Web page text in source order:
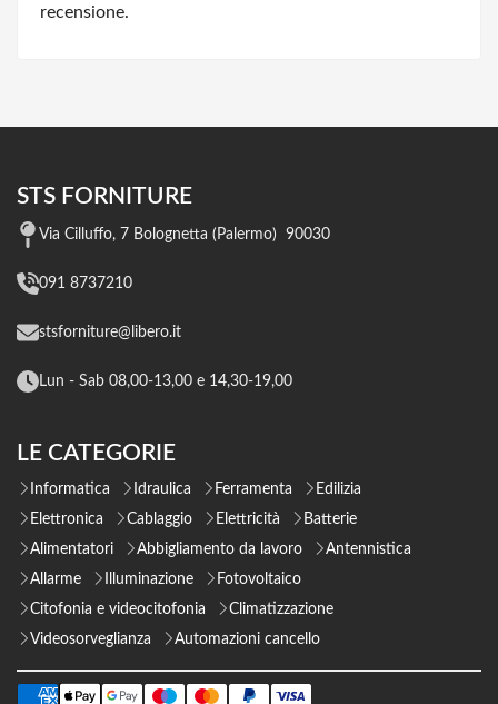
recensione.
STS FORNITURE
Via Cilluffo, 7 Bolognetta (Palermo) 90030
091 8737210
stsforniture@libero.it
Lun - Sab 08,00-13,00 e 14,30-19,00
LE CATEGORIE
Informatica Idraulica Ferramenta
Edilizia
Elettronica
Cablaggio Elettricità
Batterie
Alimentatori
Abbigliamento da lavoro
Antennistica
Allarme
Illuminazione
Fotovoltaico
Citofonia e videocitofonia
Climatizzazione
Videosorveglianza
Automazioni cancello